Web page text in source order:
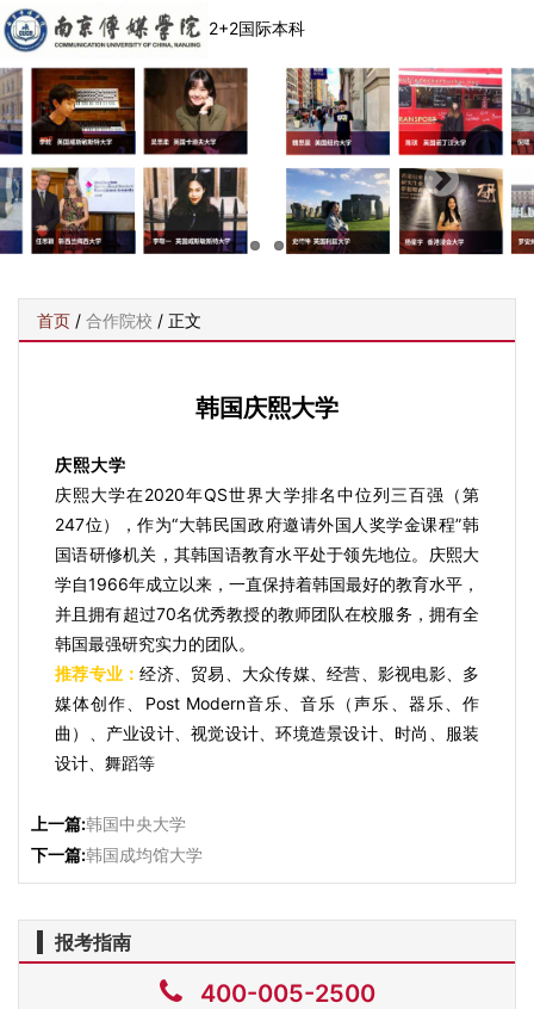
2+2国际本科
首页 / 合作院校 / 正文
韩国庆熙大学
庆熙大学
庆熙大学在2020年QS世界大学排名中位列三百强（第
247位），作为“大韩民国政府邀请外国人奖学金课程”韩
国语研修机关，其韩国语教育水平处于领先地位。庆熙大
学自1966年成立以来，一直保持着韩国最好的教育水平，
并且拥有超过70名优秀教授的教师团队在校服务，拥有全
韩国最强研究实力的团队。
推荐专业：经济、贸易、大众传媒、经营、影视电影、多
媒体创作、Post Modern音乐、音乐（声乐、器乐、作
曲）、产业设计、视觉设计、环境造景设计、时尚、服装
设计、舞蹈等
上一篇:韩国中央大学
下一篇:韩国成均馆大学
报考指南
400-005-2500